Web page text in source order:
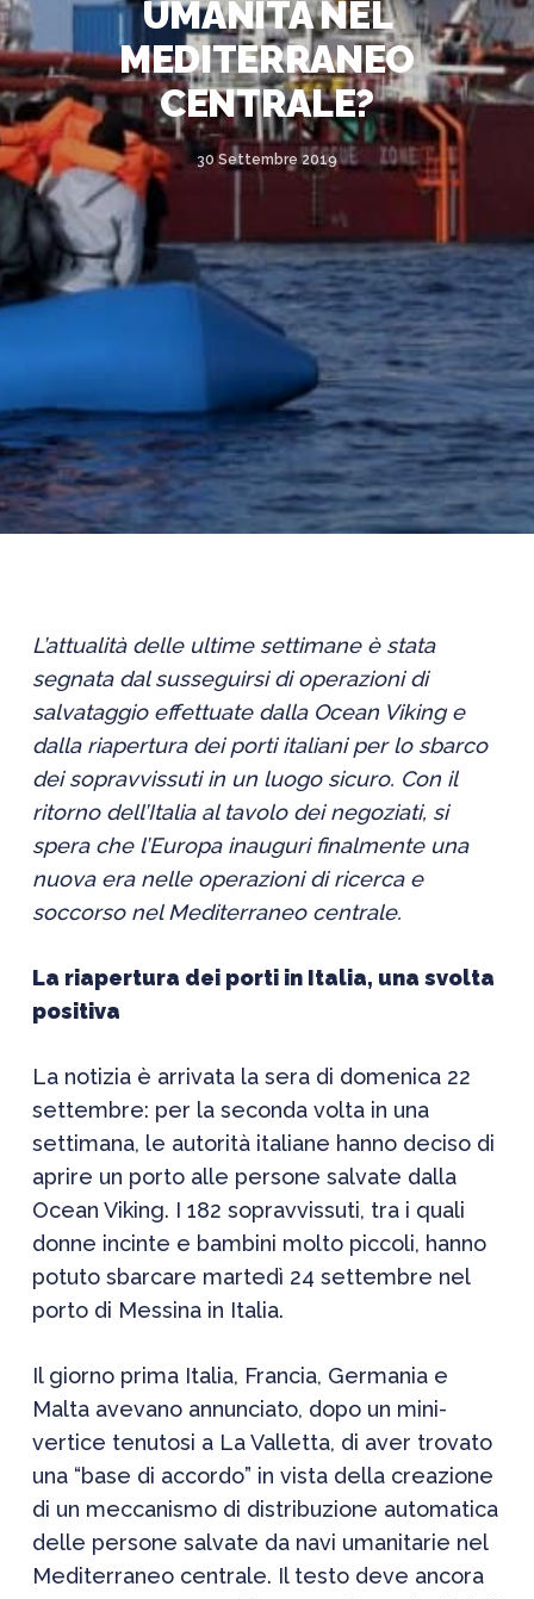
UMANITÀ NEL
MEDITERRANEO
CENTRALE?
30 Settembre 2019
L’attualità delle ultime settimane è stata
segnata dal susseguirsi di operazioni di
salvataggio effettuate dalla Ocean Viking e
dalla riapertura dei porti italiani per lo sbarco
dei sopravvissuti in un luogo sicuro. Con il
ritorno dell’Italia al tavolo dei negoziati, si
spera che l’Europa inauguri finalmente una
nuova era nelle operazioni di ricerca e
soccorso nel Mediterraneo centrale.
La riapertura dei porti in Italia, una svolta
positiva
La notizia è arrivata la sera di domenica 22
settembre: per la seconda volta in una
settimana, le autorità italiane hanno deciso di
aprire un porto alle persone salvate dalla
Ocean Viking. I 182 sopravvissuti, tra i quali
donne incinte e bambini molto piccoli, hanno
potuto sbarcare martedì 24 settembre nel
porto di Messina in Italia.
Il giorno prima Italia, Francia, Germania e
Malta avevano annunciato, dopo un mini-
vertice tenutosi a La Valletta, di aver trovato
una “base di accordo” in vista della creazione
di un meccanismo di distribuzione automatica
delle persone salvate da navi umanitarie nel
Mediterraneo centrale. Il testo deve ancora